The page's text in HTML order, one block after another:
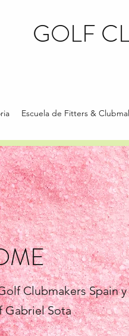
GOLF
Escuela de Fitters &
Clubmakers Spain y
Gabriel Sota